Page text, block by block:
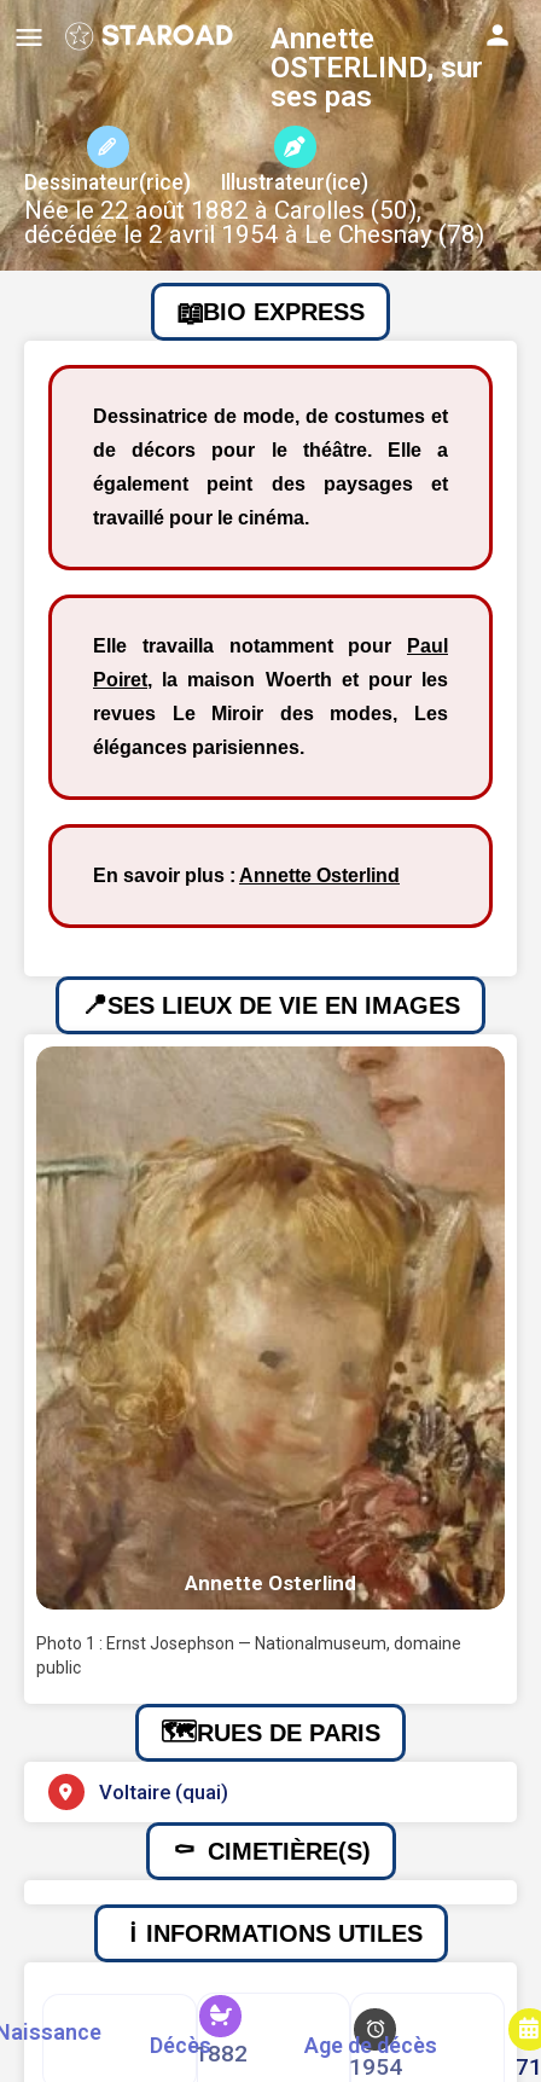
Annette
OSTERLIND, sur
ses pas
Dessinateur(rice) Illustrateur(ice)
Née le 22 août 1882 à Carolles (50),
décédée le 2 avril 1954 à Le Chesnay (78)
BIO EXPRESS
Dessinatrice de mode, de costumes et
de décors pour le théâtre. Elle a
également peint des paysages et
travaillé pour le cinéma.
Elle travailla notamment pour
Paul
Poiret, la maison Woerth et pour les
revues Le Miroir des modes, Les
élégances parisiennes.
En savoir plus : Annette Osterlind
SES LIEUX DE VIE EN IMAGES
Annette Osterlind
Photo 1 : Ernst Josephson — Nationalmuseum, domaine
public
RUES DE PARIS
Voltaire (quai)
CIMETIÈRE(S)
INFORMATIONS UTILES
1882
Décès
1954
Age de décès